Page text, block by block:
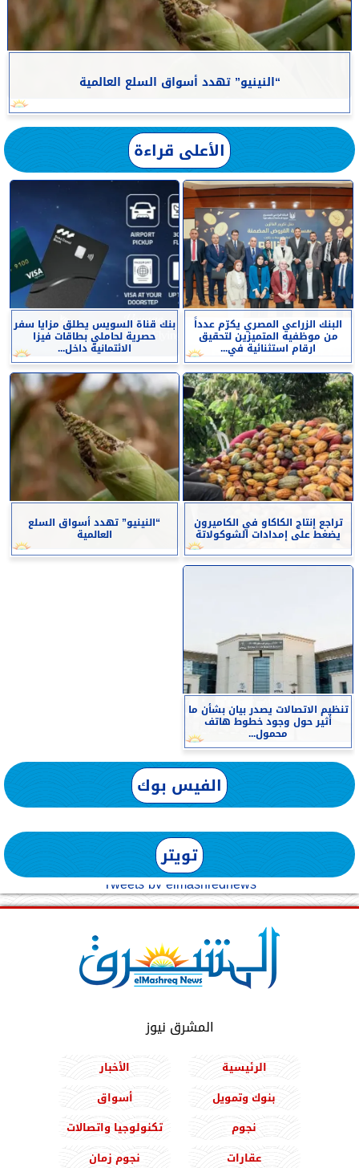
“النينيو” تهدد أسواق السلع العالمية
الأعلى قراءة
البنك الزراعي المصري يكرّم عدداً
من موظفيه المتميزين لتحقيق
ارقام استثنائية في...
بنك قناة السويس يطلق مزايا سفر
حصرية لحاملي بطاقات فيزا
الائتمانية داخل...
تراجع إنتاج الكاكاو في الكاميرون
يضغط على إمدادات الشوكولاتة
“النينيو” تهدد أسواق السلع
العالمية
تنظيم الاتصالات يصدر بيان بشأن ما
أثير حول وجود خطوط هاتف
محمول...
الفيس بوك
تويتر
Tweets by elmashreqnews
المشرق نيوز
الرئيسية
الأخبار
بنوك وتمويل
أسواق
نجوم
تكنولوجيا واتصالات
عقارات
نجوم زمان